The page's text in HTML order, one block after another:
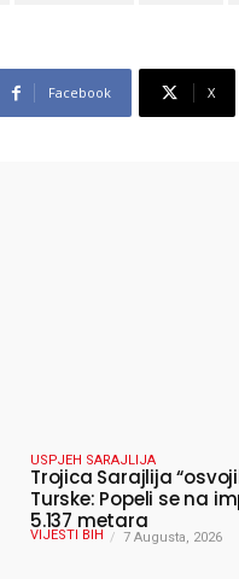
Facebook X
USPJEH SARAJLIJA
Trojica Sarajlija
Turske: Popeli se na
5.137 metara
VIJESTI BIH 7 Augusta, 2026